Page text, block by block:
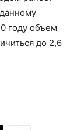
году объем
до 2,6